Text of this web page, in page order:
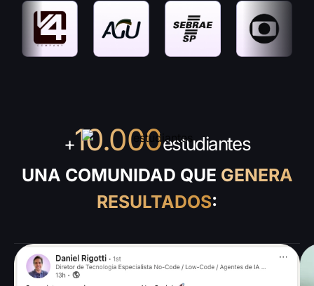
+10.000estudiantes
UNA COMUNIDAD QUE GENERA
RESULTADOS: